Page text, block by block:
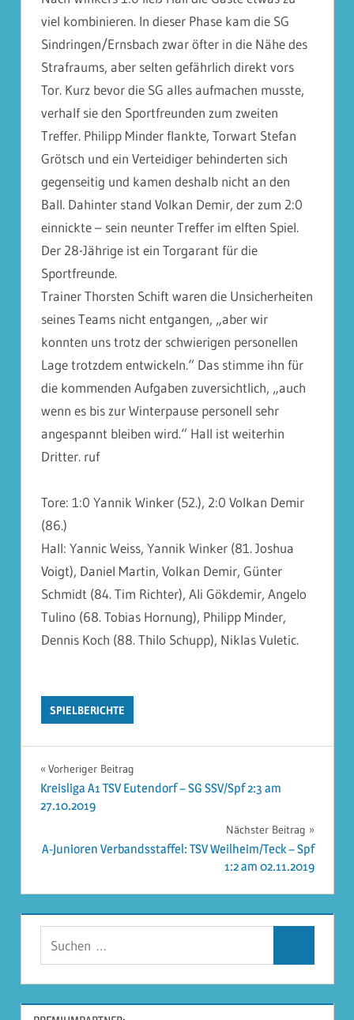
viel kombinieren. In dieser Phase kam die SG
Sindringen/Ernsbach zwar öfter in die Nähe des
Strafraums, aber selten gefährlich direkt vors
Tor. Kurz bevor die SG alles aufmachen musste,
verhalf sie den Sportfreunden zum zweiten
Treffer. Philipp Minder flankte, Torwart Stefan
Grötsch und ein Verteidiger behinderten sich
gegenseitig und kamen deshalb nicht an den
Ball. Dahinter stand Volkan Demir, der zum 2:0
einnickte – sein neunter Treffer im elften Spiel.
Der 28-Jährige ist ein Torgarant für die
Sportfreunde.
Trainer Thorsten Schift waren die Unsicherheiten
seines Teams nicht entgangen, „aber wir
konnten uns trotz der schwierigen personellen
Lage trotzdem entwickeln.“ Das stimme ihn für
die kommenden Aufgaben zuversichtlich, „auch
wenn es bis zur Winterpause personell sehr
angespannt bleiben wird.“ Hall ist weiterhin
Dritter. ruf
Tore: 1:0 Yannik Winker (52.), 2:0 Volkan Demir
(86.)
Hall: Yannic Weiss, Yannik Winker (81. Joshua
Voigt), Daniel Martin, Volkan Demir, Günter
Schmidt (84. Tim Richter), Ali Gökdemir, Angelo
Tulino (68. Tobias Hornung), Philipp Minder,
Dennis Koch (88. Thilo Schupp), Niklas Vuletic.
SPIELBERICHTE
Beitragsnavigation
Vorheriger Beitrag
Kreisliga A1 TSV Eutendorf – SG SSV/Spf 2:3 am
27.10.2019
Nächster Beitrag
A-Junioren Verbandsstaffel: TSV Weilheim/Teck – Spf
1:2 am 02.11.2019